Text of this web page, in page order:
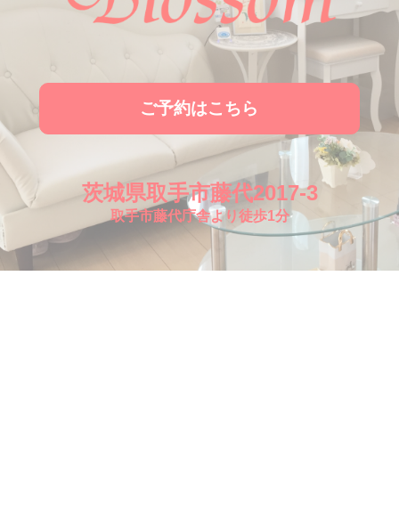
ご予約はこちら
茨城県取手市藤代2017-3
取手市藤代庁舎より徒歩1分